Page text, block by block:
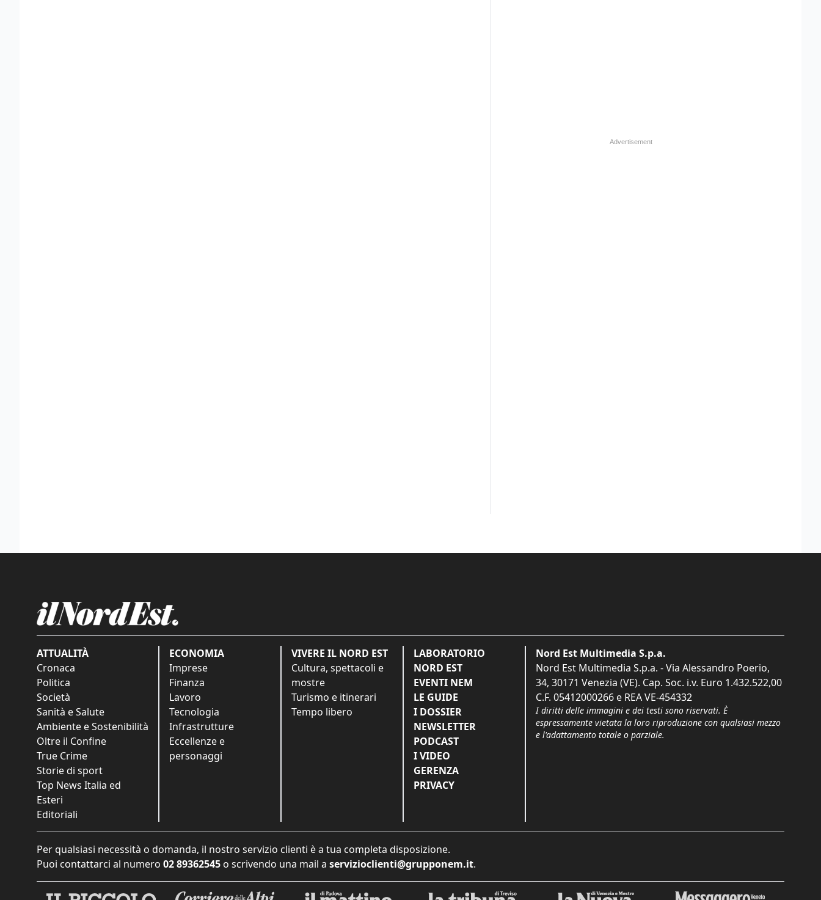
ATTUALITÀ
Cronaca
Politica
Società
Sanità e Salute
Ambiente e Sostenibilità
Oltre il Confine
True Crime
Storie di sport
Top News Italia ed
Esteri
Editoriali
ECONOMIA
Imprese
Finanza
Lavoro
Tecnologia
Infrastrutture
Eccellenze e
personaggi
VIVERE IL NORD EST
Cultura, spettacoli e
mostre
Turismo e itinerari
Tempo libero
LABORATORIO
NORD EST
EVENTI NEM
LE GUIDE
I DOSSIER
NEWSLETTER
PODCAST
I VIDEO
GERENZA
PRIVACY
Nord Est Multimedia S.p.a.
Nord Est Multimedia S.p.a. - Via Alessandro Poerio,
34, 30171 Venezia (VE). Cap. Soc. i.v. Euro 1.432.522,00
C.F. 05412000266 e REA VE-454332
I diritti delle immagini e dei testi sono riservati. È
espressamente vietata la loro riproduzione con qualsiasi mezzo
e l'adattamento totale o parziale.
Per qualsiasi necessità o domanda, il nostro servizio clienti è a tua completa disposizione.
Puoi contattarci al numero 02 89362545 o scrivendo una mail a servizioclienti@grupponem.it.